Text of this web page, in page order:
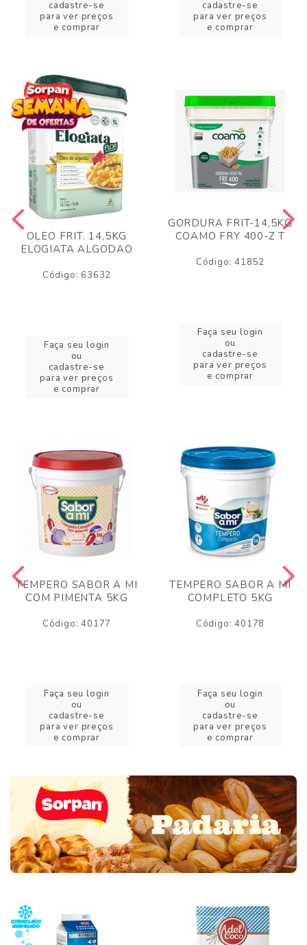
cadastre-se
para ver preços
e comprar
cadastre-se
para ver preços
e comprar
OLEO FRIT. 14,5KG
ELOGIATA ALGODAO
Código: 63632
Faça seu login
ou
cadastre-se
para ver preços
e comprar
GORDURA FRIT-14,5KG
COAMO FRY 400-Z T
Código: 41852
Faça seu login
ou
cadastre-se
para ver preços
e comprar
TEMPERO SABOR A MI
COM PIMENTA 5KG
Código: 40177
Faça seu login
ou
cadastre-se
para ver preços
e comprar
TEMPERO SABOR A MI
COMPLETO 5KG
Código: 40178
Faça seu login
ou
cadastre-se
para ver preços
e comprar